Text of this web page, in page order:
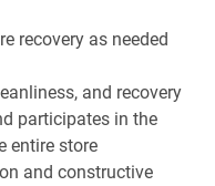
recovery as needed
and recovery
participates in the
entire store
and constructive